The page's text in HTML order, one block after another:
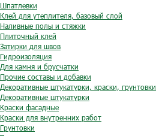
Шпатлевки
Клей для утеплителя, базовый слой
Наливные полы и стяжки
Плиточный клей
Затирки для швов
Гидроизоляция
Для камня и брусчатки
Прочие составы и добавки
Декоративные штукатурки, краски, грунтовки
Декоративные штукатурки
Краски фасадные
Краски для внутренних работ
Грунтовки